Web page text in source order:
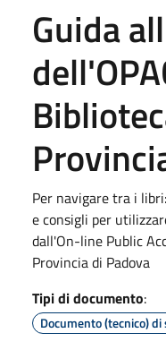
Guida
Per navigare tra i
e consigli per
dall'On-line Public
Provincia di Padova
Tipi di documento:
Documento (tecnico)